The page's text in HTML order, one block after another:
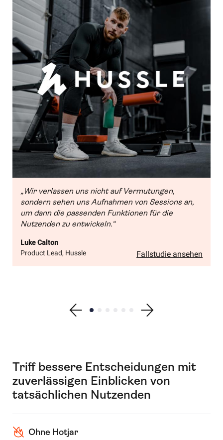
„Wir verlassen uns nicht auf Vermutungen,
sondern sehen uns Aufnahmen von Sessions an,
um dann die passenden Funktionen für die
Nutzenden zu entwickeln.“
Luke Calton
Product Lead, Hussle
Fallstudie ansehen
Show previous testimonial
Show testimonial 1
Show testimonial 2
Show testimonial 3
Show testimonial 4
Show testimonial 5
Show testimonial 6
Show next testimonial
Triff bessere Entscheidungen mit
zuverlässigen Einblicken von
tatsächlichen Nutzenden
Ohne Hotjar